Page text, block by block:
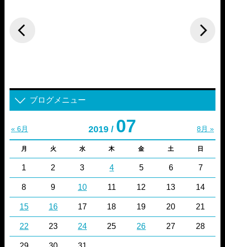
ブログメニュー
2019 / 07
月 火 水 木 金 土 日
1 2 3 4 5 6 7
8 9 10 11 12 13 14
15 16 17 18 19 20 21
22 23 24 25 26 27 28
« 6月 8月 »